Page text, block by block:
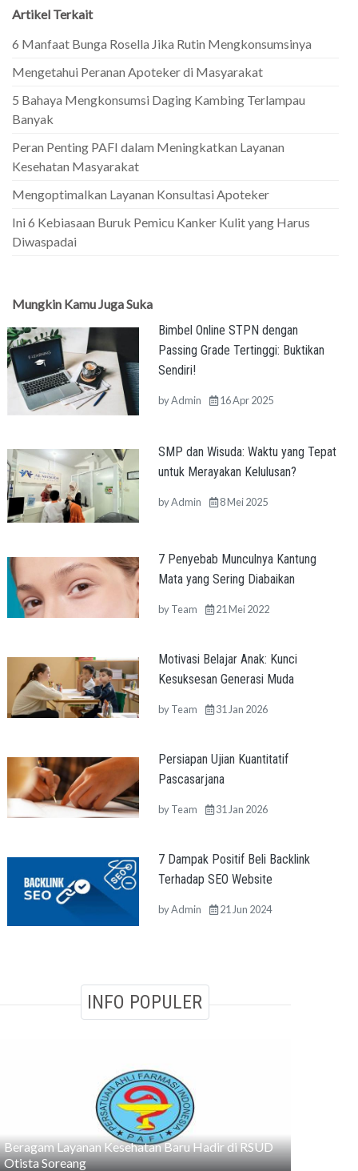
Artikel Terkait
6 Manfaat Bunga Rosella Jika Rutin Mengkonsumsinya
Mengetahui Peranan Apoteker di Masyarakat
5 Bahaya Mengkonsumsi Daging Kambing Terlampau
Banyak
Peran Penting PAFI dalam Meningkatkan Layanan
Kesehatan Masyarakat
Mengoptimalkan Layanan Konsultasi Apoteker
Ini 6 Kebiasaan Buruk Pemicu Kanker Kulit yang Harus
Diwaspadai
Mungkin Kamu Juga Suka
Bimbel Online STPN dengan
Passing Grade Tertinggi: Buktikan
Sendiri!
byAdmin 16 Apr 2025
SMP dan Wisuda: Waktu yang Tepat
untuk Merayakan Kelulusan?
byAdmin 8 Mei 2025
7 Penyebab Munculnya Kantung
Mata yang Sering Diabaikan
byTeam 21 Mei 2022
Motivasi Belajar Anak: Kunci
Kesuksesan Generasi Muda
byTeam 31 Jan 2026
Persiapan Ujian Kuantitatif
Pascasarjana
byTeam 31 Jan 2026
7 Dampak Positif Beli Backlink
Terhadap SEO Website
byAdmin 21 Jun 2024
INFO POPULER
Beragam Layanan Kesehatan Baru Hadir di RSUD
Otista Soreang